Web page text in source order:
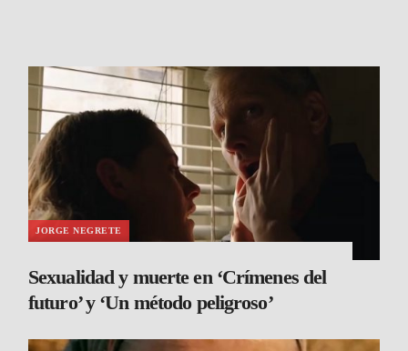
JORGE NEGRETE
Sexualidad y muerte en ‘Crímenes del
futuro’ y ‘Un método peligroso’